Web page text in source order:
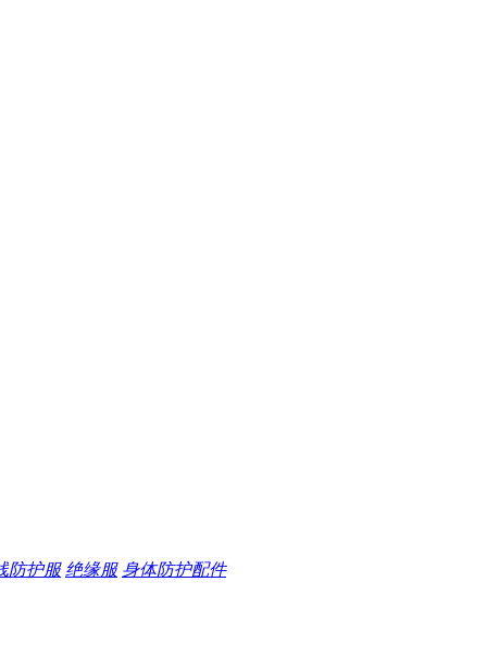
防护服 绝缘服 身体防护配件